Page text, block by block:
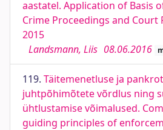
aastatel. Application of Basis
Crime Proceedings and Court
2015
Landsmann, Liis 08.06.2016
119. Täitemenetluse ja
juhtpõhimõtete võrdlus ning
ühtlustamise võimalused.
guiding principles of